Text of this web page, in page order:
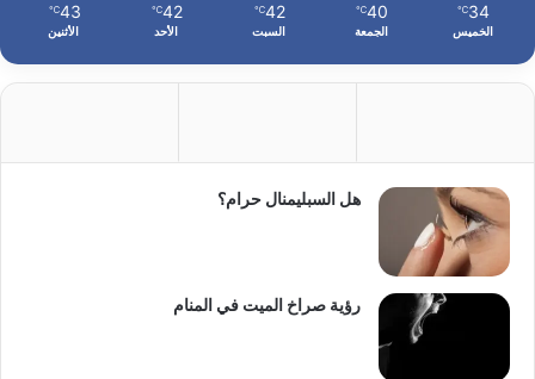
34
℃
الخميس
40
℃
الجمعة
42
℃
السبت
42
℃
الأحد
43
℃
الأثنين
هل السبليمنال حرام؟
رؤية صراخ الميت في المنام